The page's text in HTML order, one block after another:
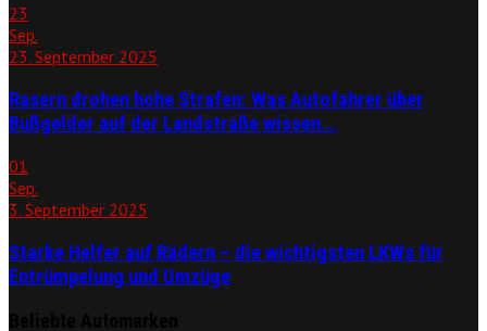
23
Sep.
23. September 2025
Rasern drohen hohe Strafen: Was Autofahrer über
Bußgelder auf der Landstraße wissen...
01
Sep.
3. September 2025
Starke Helfer auf Rädern – die wichtigsten LKWs für
Entrümpelung und Umzüge